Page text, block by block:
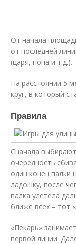
От начала
от последней
(царя, попа и т.д.).
На расстоянии 5
круг, в который
Правила
Сначала
очередность
один конец палки
ладошку, после
палка улетела
ближе всех – тот
«Пекарь»
первой линии.